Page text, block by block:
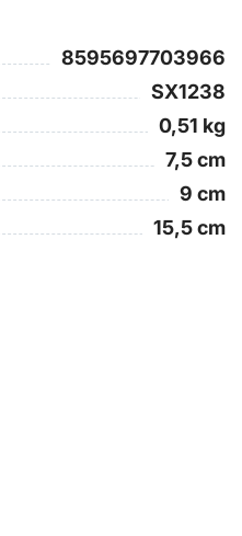
8595697703966
SX1238
0,51 kg
7,5 cm
9 cm
15,5 cm